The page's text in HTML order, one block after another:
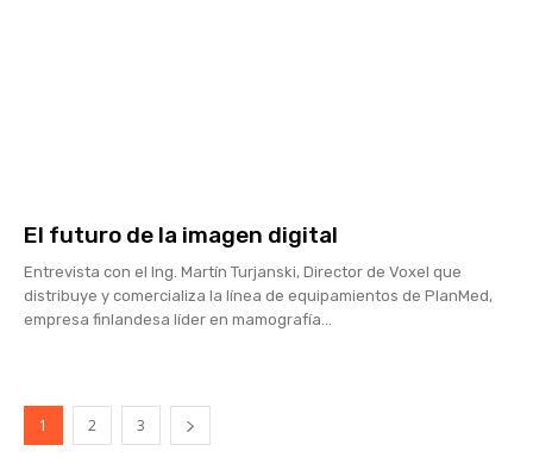
El futuro de la imagen digital
Entrevista con el Ing. Martín Turjanski, Director de Voxel que
distribuye y comercializa la línea de equipamientos de PlanMed,
empresa finlandesa líder en mamografía...
1 2 3